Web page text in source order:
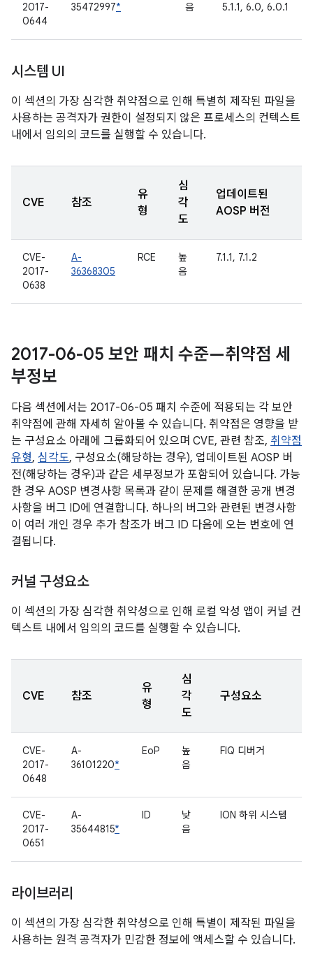
2017-
0644
35472997*
음
5.1.1, 6.0, 6.0.1
시스템 UI
이 섹션의 가장 심각한 취약점으로 인해 특별히 제작된 파일을
사용하는 공격자가 권한이 설정되지 않은 프로세스의 컨텍스트
내에서 임의의 코드를 실행할 수 있습니다.
CVE 참조
유
형
심
각
도
업데이트된
AOSP 버전
CVE-
2017-
0638
A-
36368305
RCE
높
음
7.1.1, 7.1.2
2017-06-05 보안 패치 수준—취약점 세
부정보
다음 섹션에서는 2017-06-05 패치 수준에 적용되는 각 보안
취약점에 관해 자세히 알아볼 수 있습니다. 취약점은 영향을 받
는 구성요소 아래에 그룹화되어 있으며 CVE, 관련 참조, 취약점
유형, 심각도, 구성요소(해당하는 경우), 업데이트된 AOSP 버
전(해당하는 경우)과 같은 세부정보가 포함되어 있습니다. 가능
한 경우 AOSP 변경사항 목록과 같이 문제를 해결한 공개 변경
사항을 버그 ID에 연결합니다. 하나의 버그와 관련된 변경사항
이 여러 개인 경우 추가 참조가 버그 ID 다음에 오는 번호에 연
결됩니다.
커널 구성요소
이 섹션의 가장 심각한 취약성으로 인해 로컬 악성 앱이 커널 컨
텍스트 내에서 임의의 코드를 실행할 수 있습니다.
CVE 참조
유
형
심
각
도
구성요소
CVE-
2017-
0648
A-
36101220*
EoP
높
음
FIQ 디버거
CVE-
2017-
0651
A-
35644815*
ID
낮
음
ION 하위 시스템
라이브러리
이 섹션의 가장 심각한 취약성으로 인해 특별이 제작된 파일을
사용하는 원격 공격자가 민감한 정보에 액세스할 수 있습니다.